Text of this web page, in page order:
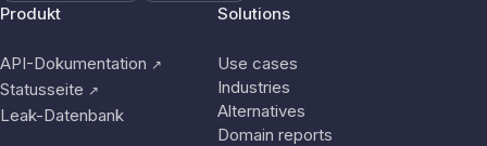
Produkt
API-Dokumentation ↗
Statusseite ↗
Leak-Datenbank
Solutions
Use cases
Industries
Alternatives
Domain reports